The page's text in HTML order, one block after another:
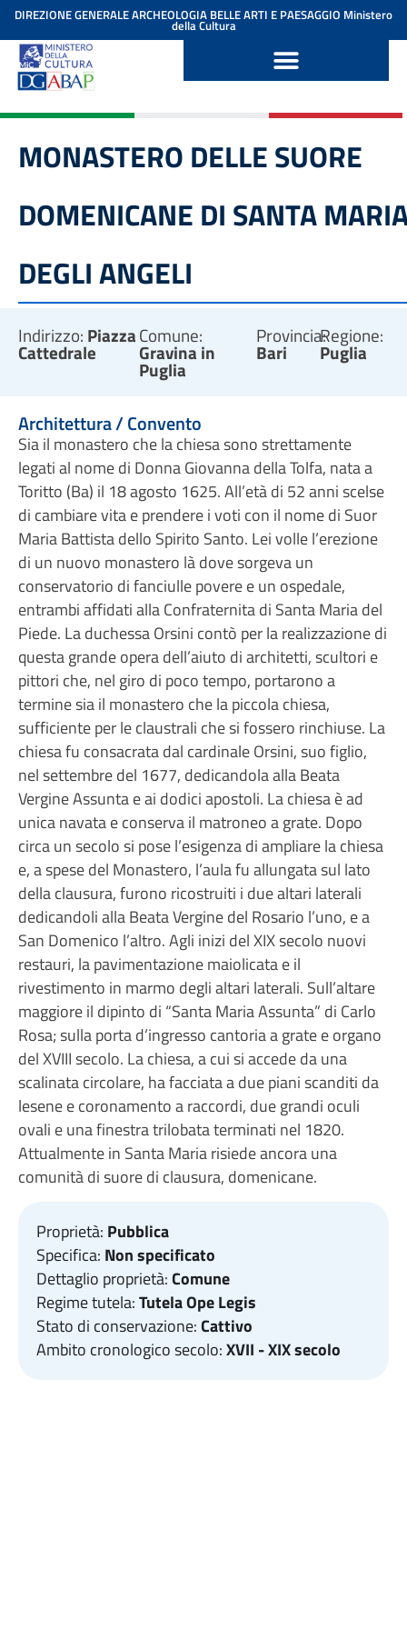
contenuto
DIREZIONE GENERALE ARCHEOLOGIA BELLE ARTI E PAESAGGIO Ministero
della Cultura
MONASTERO DELLE SUORE
DOMENICANE DI SANTA
DEGLI ANGELI
Indirizzo: Piazza
Cattedrale
Comune:
Gravina in
Puglia
Provincia:
Bari
Regione:
Puglia
Architettura / Convento
Sia il monastero che la chiesa sono strettamente
legati al nome di Donna Giovanna della Tolfa, nata a
Toritto (Ba) il 18 agosto 1625. All’età di 52 anni scelse
di cambiare vita e prendere i voti con il nome di Suor
Maria Battista dello Spirito Santo. Lei volle l’erezione
di un nuovo monastero là dove sorgeva un
conservatorio di fanciulle povere e un ospedale,
entrambi affidati alla Confraternita di Santa Maria del
Piede. La duchessa Orsini contò per la realizzazione di
questa grande opera dell’aiuto di architetti, scultori e
pittori che, nel giro di poco tempo, portarono a
termine sia il monastero che la piccola chiesa,
sufficiente per le claustrali che si fossero rinchiuse. La
chiesa fu consacrata dal cardinale Orsini, suo figlio,
nel settembre del 1677, dedicandola alla Beata
Vergine Assunta e ai dodici apostoli. La chiesa è ad
unica navata e conserva il matroneo a grate. Dopo
circa un secolo si pose l’esigenza di ampliare la chiesa
e, a spese del Monastero, l’aula fu allungata sul lato
della clausura, furono ricostruiti i due altari laterali
dedicandoli alla Beata Vergine del Rosario l’uno, e a
San Domenico l’altro. Agli inizi del XIX secolo nuovi
restauri, la pavimentazione maiolicata e il
rivestimento in marmo degli altari laterali. Sull’altare
maggiore il dipinto di “Santa Maria Assunta” di Carlo
Rosa; sulla porta d’ingresso cantoria a grate e organo
del XVIII secolo. La chiesa, a cui si accede da una
scalinata circolare, ha facciata a due piani scanditi da
lesene e coronamento a raccordi, due grandi oculi
ovali e una finestra trilobata terminati nel 1820.
Attualmente in Santa Maria risiede ancora una
comunità di suore di clausura, domenicane.
Proprietà: Pubblica
Specifica: Non specificato
Dettaglio proprietà:Comune
Regime tutela:Tutela Ope Legis
Stato di conservazione:Cattivo
Ambito cronologico secolo:XVII - XIX secolo